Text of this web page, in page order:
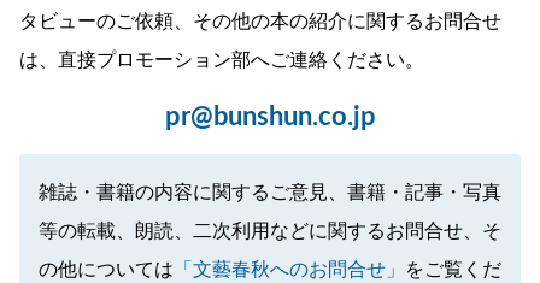
タビューのご依頼、その他の本の紹介に関するお問合せ
は、直接プロモーション部へご連絡ください。
pr@bunshun.co.jp
雑誌・書籍の内容に関するご意見、書籍・記事・写真
等の転載、朗読、二次利用などに関するお問合せ、そ
の他については 「文藝春秋へのお問合せ」 をご覧くだ